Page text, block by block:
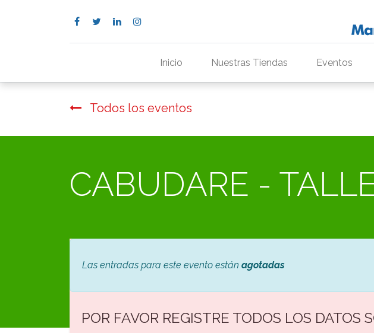
Inicio Nuestras Tiendas Eventos
Todos los eventos
CABUDARE -
Las entradas para este evento están agotadas
POR FAVOR REGISTRE TODOS LOS DATOS